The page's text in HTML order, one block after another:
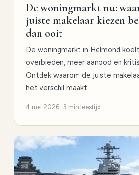
De woningmarkt nu:
juiste makelaar kiezen
dan ooit
De woningmarkt in Helmond
overbieden, meer aanbod en
Ontdek waarom de juiste
het verschil maakt.
4 mei 2026 · 3 min leestijd